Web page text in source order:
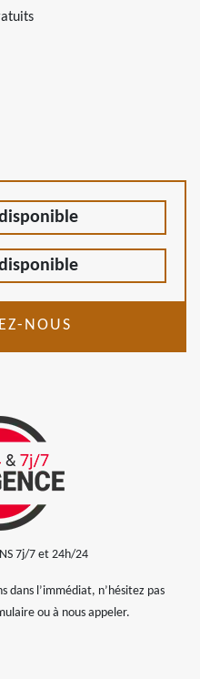
NOUS
7j/7 et 24h/24
dans l’immédiat, n’hésitez pas
ou à nous appeler.